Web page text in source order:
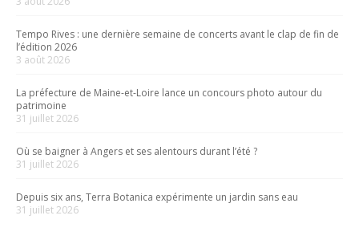
Tempo Rives : une dernière semaine de concerts avant le clap de fin de
l’édition 2026
3 août 2026
La préfecture de Maine-et-Loire lance un concours photo autour du
patrimoine
31 juillet 2026
Où se baigner à Angers et ses alentours durant l’été ?
31 juillet 2026
Depuis six ans, Terra Botanica expérimente un jardin sans eau
31 juillet 2026